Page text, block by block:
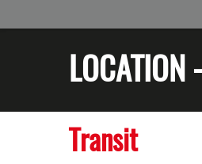
LOCATION
Transit